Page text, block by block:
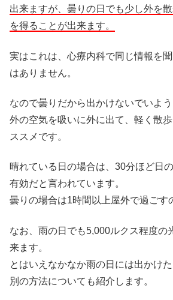
出来ますが、曇りの日でも少し外を
を得ることが出来ます。
実はこれは、心療内科で同じ情報を
はありません。
なので曇りだから出かけないでいよ
外の空気を吸いに外に出て、軽く散
ススメです。
晴れている日の場合は、30分ほど日
有効だと言われています。
曇りの場合は1時間以上屋外で過ごす
なお、雨の日でも5,000ルクス程度の
来ます。
とはいえなかなか雨の日には出かけ
別の方法についても紹介します。